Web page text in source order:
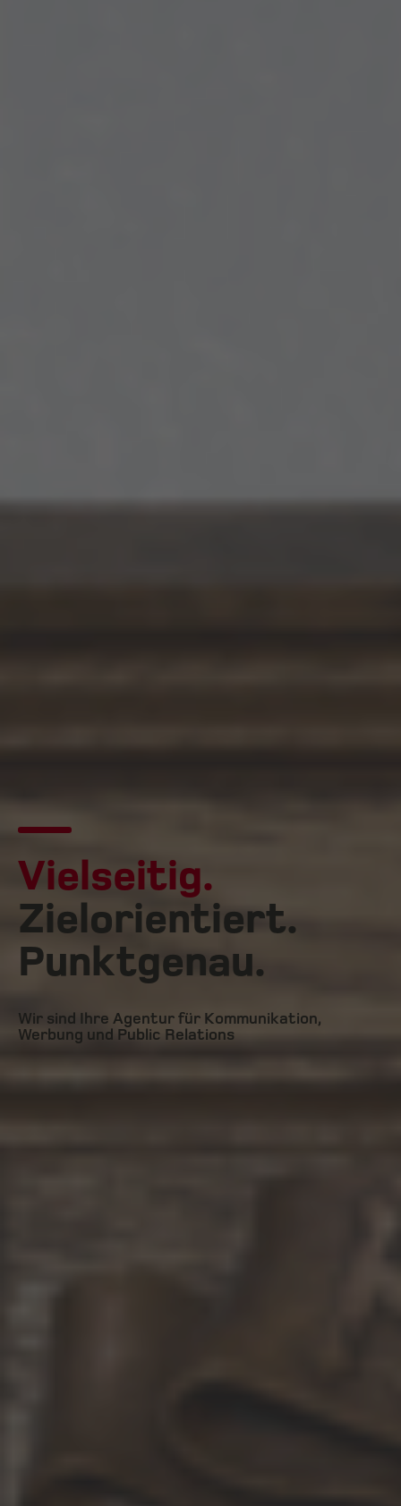
Vielseitig.
Zielorientiert.
Punktgenau.
Wir sind Ihre Agentur für Kommunikation,
Werbung und Public Relations